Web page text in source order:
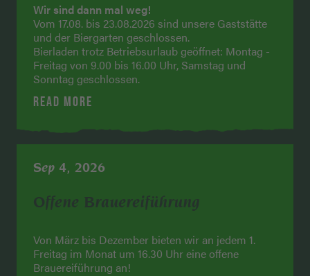
Wir sind dann mal weg!
Vom 17.08. bis 23.08.2026 sind unsere Gaststätte
und der Biergarten geschlossen.
Bierladen trotz Betriebsurlaub geöffnet: Montag -
Freitag von 9.00 bis 16.00 Uhr, Samstag und
Sonntag geschlossen.
READ MORE
Sep 4, 2026
Offene Brauereiführung
Von März bis Dezember bieten wir an jedem 1.
Freitag im Monat um 16.30 Uhr eine offene
Brauereiführung an!